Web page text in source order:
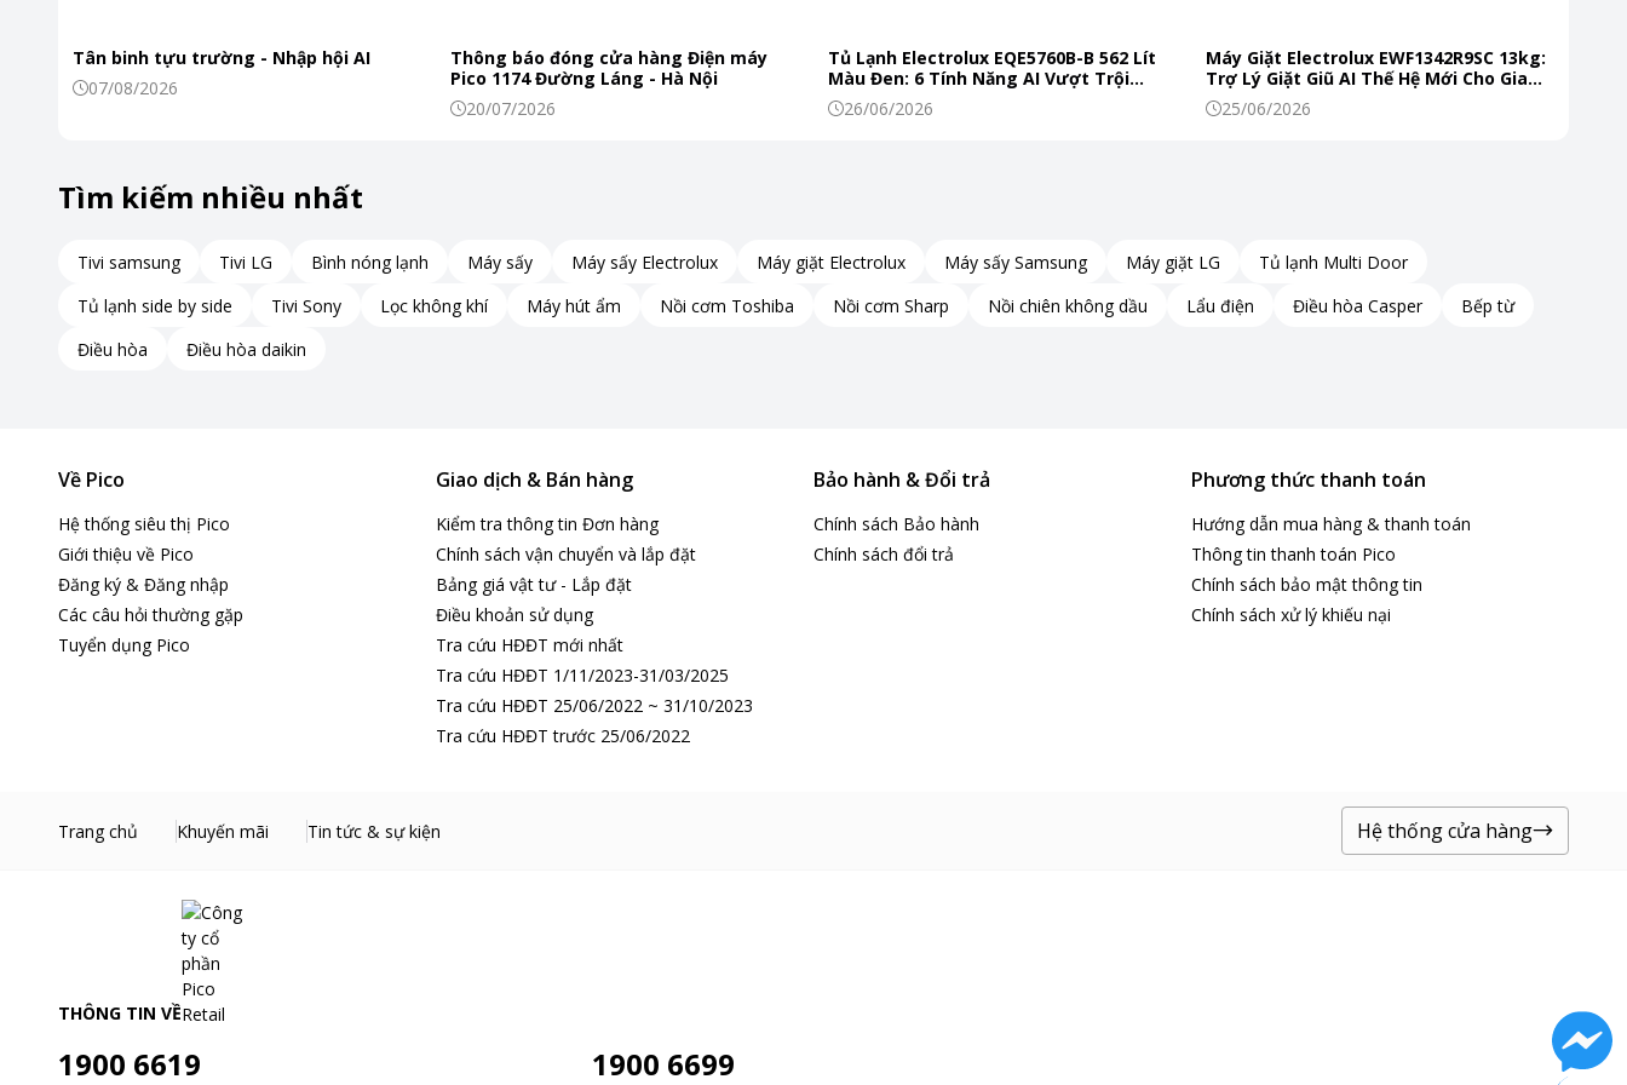
đảm bảo an toàn trong quá trình sử dụng, nâng nhấc, di chuyển. Phía cuối tay cầm còn được thiết kế lỗ treo
Thân nồi được làm từ inox chất lượng
Tân binh tựu trường - Nhập hội AI
07/08/2026
Thông báo đóng cửa hàng Điện máy
Pico 1174 Đường Láng - Hà Nội
20/07/2026
Tủ Lạnh Electrolux EQE5760B-B 562 Lít
Màu Đen: 6 Tính Năng AI Vượt Trội
Khiến Thực Phẩm Tươi Ngon Mỗi Ngày
26/06/2026
Máy Giặt Electrolux EWF1342R9SC 13kg:
Trợ Lý Giặt Giũ AI Thế Hệ Mới Cho Gia
Đình Hiện Đại
25/06/2026
Tìm kiếm nhiều nhất
Tivi samsung Tivi LG Bình nóng lạnh Máy sấy Máy sấy Electrolux Máy giặt Electrolux Máy sấy Samsung Máy giặt LG
Tủ lạnh Multi Door
Tủ lạnh side by side
Tivi Sony Lọc không khí Máy hút ẩm Nồi cơm Toshiba Nồi cơm Sharp Nồi chiên không dầu Lẩu điện Điều hòa Casper
Bếp từ
Điều hòa
Điều hòa daikin
Về Pico
Hệ thống siêu thị Pico
Giới thiệu về Pico
Đăng ký & Đăng nhập
Các câu hỏi thường gặp
Tuyển dụng Pico
Giao dịch & Bán hàng
Kiểm tra thông tin Đơn hàng
Chính sách vận chuyển và lắp đặt
Bảng giá vật tư - Lắp đặt
Điều khoản sử dụng
Tra cứu HĐĐT mới nhất
Tra cứu HĐĐT 1/11/2023-31/03/2025
Tra cứu HĐĐT 25/06/2022 ~ 31/10/2023
Tra cứu HĐĐT trước 25/06/2022
Bảo hành & Đổi trả
Chính sách Bảo hành
Chính sách đổi trả
Phương thức thanh toán
Hướng dẫn mua hàng & thanh toán
Thông tin thanh toán Pico
Chính sách bảo mật thông tin
Chính sách xử lý khiếu nại
Trang chủ Khuyến mãi Tin tức & sự kiện Hệ thống cửa hàng
THÔNG TIN VỀ
1900 6619 1900 6699